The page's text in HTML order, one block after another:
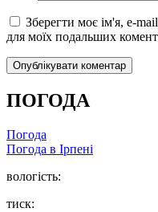
Зберегти моє ім'я, e-
для моїх подальших
ПОГОДА
Погода
Погода в Ірпені
вологість:
тиск: